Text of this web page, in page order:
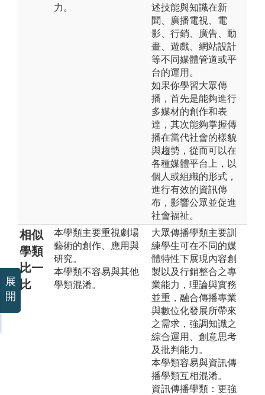
力。
述技能與知識在新
聞、廣播電視、電
影、行銷、廣告、動
畫、遊戲、網站設計
等不同媒體管道或平
台的運用。
如果你學習大眾傳
播，首先是能夠進行
多媒材的創作和表
達，其次能夠掌握傳
播在當代社會的樣貌
與趨勢，從而可以在
各種媒體平台上，以
個人或組織的形式，
進行有效的資訊傳
布，影響公眾並促進
社會福祉。
相似
學類
比一
比
本學類主要重視劇場
藝術的創作、應用與
研究。
本學類不容易與其他
學類混淆。
大眾傳播學類主要訓
練學生可在不同的媒
體特性下展現內容創
製以及行銷整合之專
業能力，理論與實務
並重，融合傳播專業
與數位化發展所帶來
之需求，強調知識之
綜合運用、創意思考
及批判能力。
本學類容易與資訊傳
播學類互相混淆。
資訊傳播學類：更強
展
開